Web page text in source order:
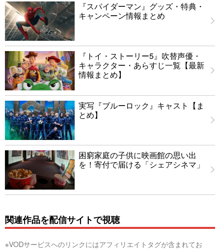
『スパイダーマン』グッズ・特典・
キャンペーン情報まとめ
『トイ・ストーリー5』吹替声優・
キャラクター・あらすじ一覧【最新
情報まとめ】
実写『ブルーロック』キャスト【ま
とめ】
困窮家庭の子供に映画館の思い出
を！寄付で届ける「シェアシネマ」
関連作品を配信サイトで視聴
※VODサービスへのリンクにはアフィリエイトタグが含まれてお